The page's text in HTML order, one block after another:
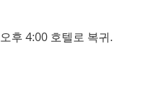
오후 4:00 호텔로 복귀.